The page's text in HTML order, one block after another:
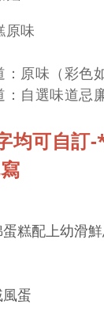
原味
：原味 （彩色
：自選味道忌
均可自訂
糕配上幼滑
風蛋